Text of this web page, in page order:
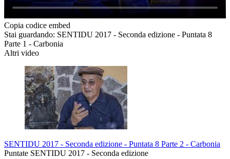
Copia codice embed
Stai guardando: SENTIDU 2017 - Seconda edizione - Puntata 8
Parte 1 - Carbonia
Altri video
SENTIDU 2017 - Seconda edizione - Puntata 8 Parte 2 - Carbonia
Puntate SENTIDU 2017 - Seconda edizione